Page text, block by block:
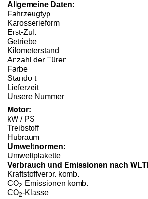
Allgemeine Daten:
Fahrzeugtyp
Karosserieform
Erst-Zul.
Getriebe
Kilometerstand
Anzahl der Türen
Farbe
Standort
Lieferzeit
Unsere Nummer
Motor:
kW / PS
Treibstoff
Hubraum
Umweltnormen:
Umweltplakette
Verbrauch und Emissionen nach
Kraftstoffverbr. komb.
CO2-Emissionen komb.
CO2-Klasse